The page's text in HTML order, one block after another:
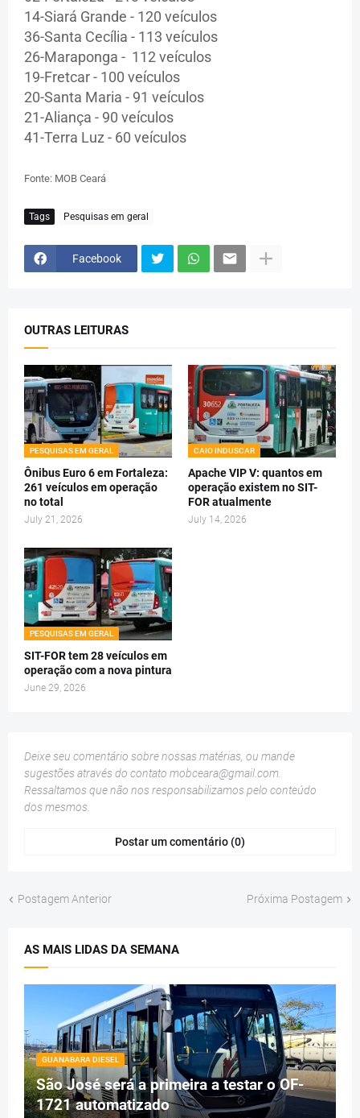
14-Siará Grande - 120 veículos
36-Santa Cecília - 113 veículos
26-Maraponga - 112 veículos
19-Fretcar - 100 veículos
20-Santa Maria - 91 veículos
21-Aliança - 90 veículos
41-Terra Luz - 60 veículos
Fonte: MOB Ceará
Tags Pesquisas em geral
Facebook
OUTRAS LEITURAS
PESQUISAS EM GERAL
Ônibus Euro 6 em Fortaleza:
261 veículos em operação
no total
July 21, 2026
CAIO INDUSCAR
Apache VIP V: quantos em
operação existem no SIT-
FOR atualmente
July 14, 2026
PESQUISAS EM GERAL
SIT-FOR tem 28 veículos em
operação com a nova pintura
June 29, 2026
Deixe seu comentário sobre nossas matérias, ou mande
sugestões através do contato mobceara@gmail.com.
Ressaltamos que não nos responsabilizamos pelo conteúdo
dos mesmos.
Postar um comentário (0)
Postagem Anterior Próxima Postagem
AS MAIS LIDAS DA SEMANA
GUANABARA DIESEL
São José será a primeira a testar o OF-
1721 automatizado